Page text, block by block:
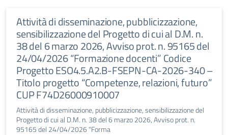
Attività di disseminazione, pubblicizzazione,
sensibilizzazione del Progetto di cui al D.M. n.
38 del 6 marzo 2026, Avviso prot. n. 95165 del
24/04/2026 “Formazione docenti” Codice
Progetto ESO4.5.A2.B-FSEPN-CA-2026-340 –
Titolo progetto “Competenze, relazioni, futuro”
CUP F74D26000910007
Attività di disseminazione, pubblicizzazione, sensibilizzazione del
Progetto di cui al D.M. n. 38 del 6 marzo 2026, Avviso prot. n.
95165 del 24/04/2026 “Forma